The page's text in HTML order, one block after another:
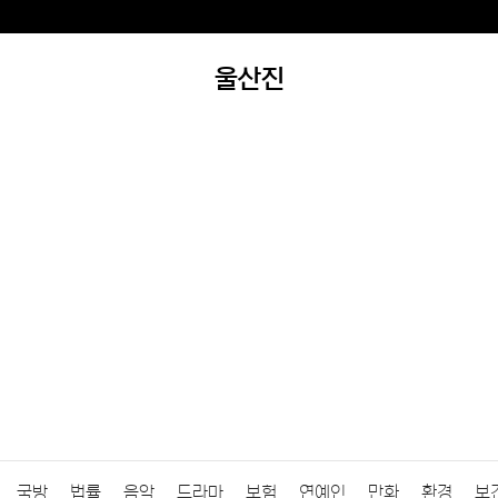
울산진
국방 법률 음악 드라마 보험 연예인 만화 환경 보